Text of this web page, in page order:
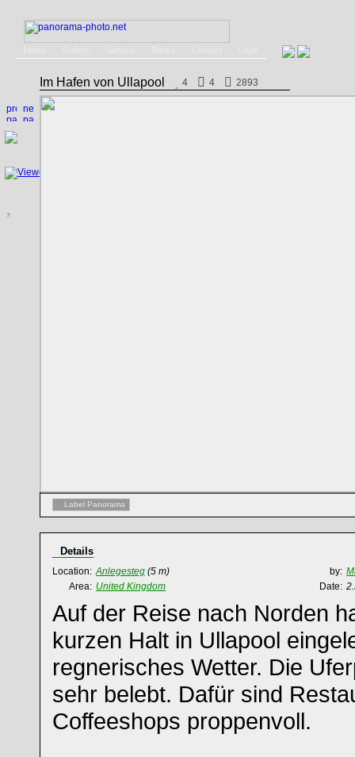
Im Hafen von Ullapool 4 4 2893
Label Panorama
Details
Location: Anlegesteg (5 m) by:
Area: United Kingdom Date:
Auf der Reise nach Norden
kurzen Halt in Ullapool
regnerisches Wetter. Die
sehr belebt. Dafür sind
Coffeeshops proppenvoll.